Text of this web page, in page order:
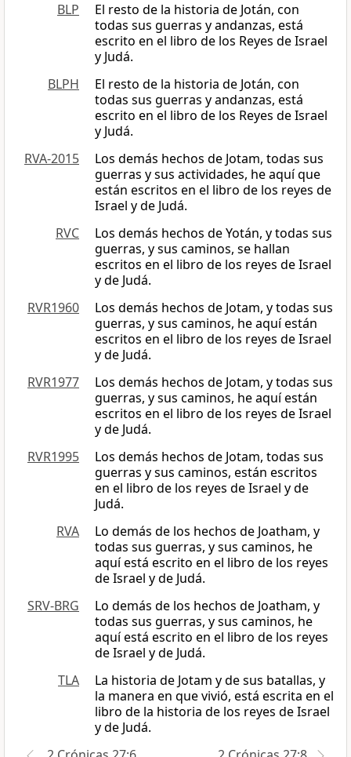
BLP
El resto de la historia de Jotán, con
todas sus guerras y andanzas, está
escrito en el libro de los Reyes de Israel
y Judá.
BLPH
El resto de la historia de Jotán, con
todas sus guerras y andanzas, está
escrito en el libro de los Reyes de Israel
y Judá.
RVA-2015
Los demás hechos de Jotam, todas sus
guerras y sus actividades, he aquí que
están escritos en el libro de los reyes de
Israel y de Judá.
RVC
Los demás hechos de Yotán, y todas sus
guerras, y sus caminos, se hallan
escritos en el libro de los reyes de Israel
y de Judá.
RVR1960
Los demás hechos de Jotam, y todas sus
guerras, y sus caminos, he aquí están
escritos en el libro de los reyes de Israel
y de Judá.
RVR1977
Los demás hechos de Jotam, y todas sus
guerras, y sus caminos, he aquí están
escritos en el libro de los reyes de Israel
y de Judá.
RVR1995
Los demás hechos de Jotam, todas sus
guerras y sus caminos, están escritos
en el libro de los reyes de Israel y de
Judá.
RVA
Lo demás de los hechos de Joatham, y
todas sus guerras, y sus caminos, he
aquí está escrito en el libro de los reyes
de Israel y de Judá.
SRV-BRG
Lo demás de los hechos de Joatham, y
todas sus guerras, y sus caminos, he
aquí está escrito en el libro de los reyes
de Israel y de Judá.
TLA
La historia de Jotam y de sus batallas, y
la manera en que vivió, está escrita en el
libro de la historia de los reyes de Israel
y de Judá.